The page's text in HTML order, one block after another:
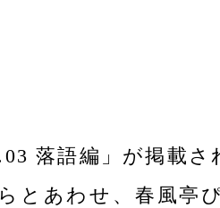
落語編」が掲載さ
とあわせ、春風亭